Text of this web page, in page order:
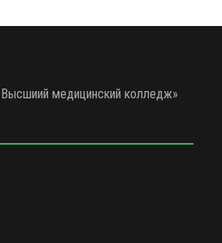
медицинский колледж»